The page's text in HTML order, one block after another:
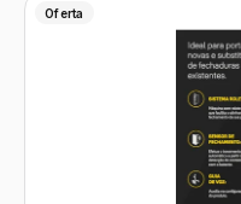
Oferta